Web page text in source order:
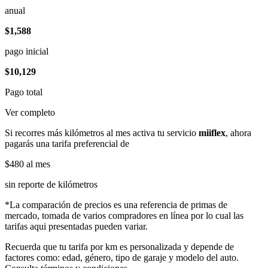
anual
$1,588
pago inicial
$10,129
Pago total
Ver completo
Si recorres más kilómetros al mes activa tu servicio miiflex, ahora
pagarás una tarifa preferencial de
$480 al mes
sin reporte de kilómetros
*La comparación de precios es una referencia de primas de
mercado, tomada de varios compradores en línea por lo cual las
tarifas aqui presentadas pueden variar.
Recuerda que tu tarifa por km es personalizada y depende de
factores como: edad, género, tipo de garaje y modelo del auto.